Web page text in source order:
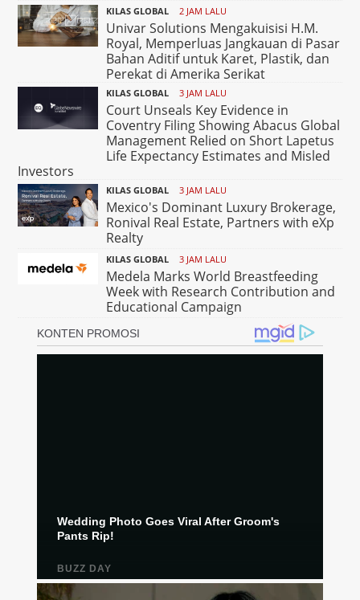
KILAS GLOBAL 2 JAM LALU
Univar Solutions Mengakuisisi H.M.
Royal, Memperluas Jangkauan di Pasar
Bahan Aditif untuk Karet, Plastik, dan
Perekat di Amerika Serikat
KILAS GLOBAL 3 JAM LALU
Court Unseals Key Evidence in
Coventry Filing Showing Abacus Global
Management Relied on Short Lapetus
Life Expectancy Estimates and Misled
Investors
KILAS GLOBAL 3 JAM LALU
Mexico's Dominant Luxury Brokerage,
Ronival Real Estate, Partners with eXp
Realty
KILAS GLOBAL 3 JAM LALU
Medela Marks World Breastfeeding
Week with Research Contribution and
Educational Campaign